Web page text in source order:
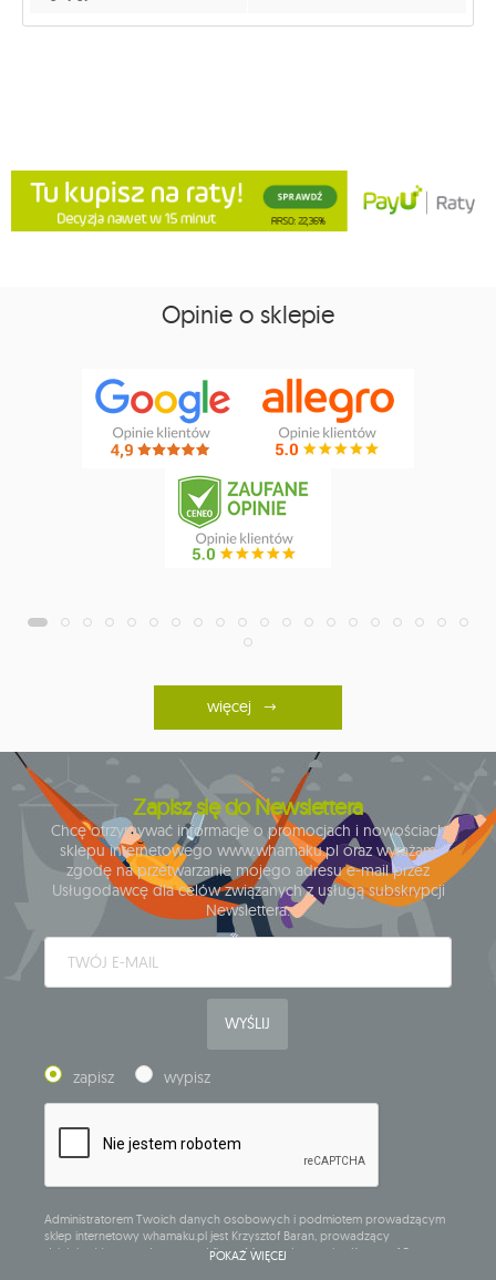
Opinie o sklepie
więcej
Zapisz się do Newslettera
Chcę otrzymywać informacje o promocjach i nowościach
sklepu internetowego www.whamaku.pl oraz wyrażam
zgodę na przetwarzanie mojego adresu e-mail przez
Usługodawcę dla celów związanych z usługą subskrypcji
Newslettera.
WYŚLIJ
zapisz wypisz
Administratorem Twoich danych osobowych i podmiotem prowadzącym
sklep internetowy whamaku.pl jest Krzysztof Baran, prowadzący
działalność gospodarczą pod firmą: Mouton Interactive Krzysztof Baran
POKAŻ WIĘCEJ